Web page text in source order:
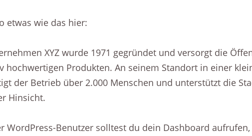
etwas wie das hier:
XYZ wurde 1971 gegründet und versorgt die
hochwertigen Produkten. An seinem Standort in einer
der Betrieb über 2.000 Menschen und unterstützt die
Hinsicht.
WordPress-Benutzer solltest du dein Dashboard